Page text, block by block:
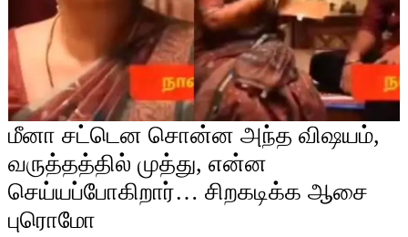
மீனா சட்டென சொன்ன அந்த விஷயம்,
வருத்தத்தில் முத்து, என்ன
செய்யப்போகிறார்… சிறகடிக்க ஆசை
புரொமோ